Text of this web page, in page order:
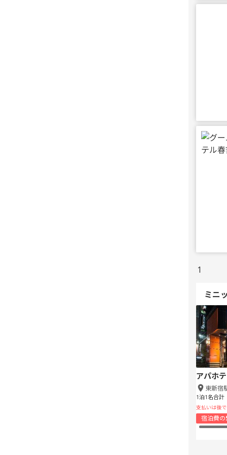
1
ミニ
アパホ
東新宿
1泊1名合計
支払いは後
宿泊費の